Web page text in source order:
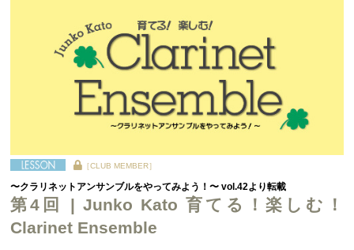
［CLUB MEMBER］
〜クラリネットアンサンブルをやってみよう！〜 vol.42より転載
第4回 | Junko Kato 育てる！楽しむ！
Clarinet Ensemble